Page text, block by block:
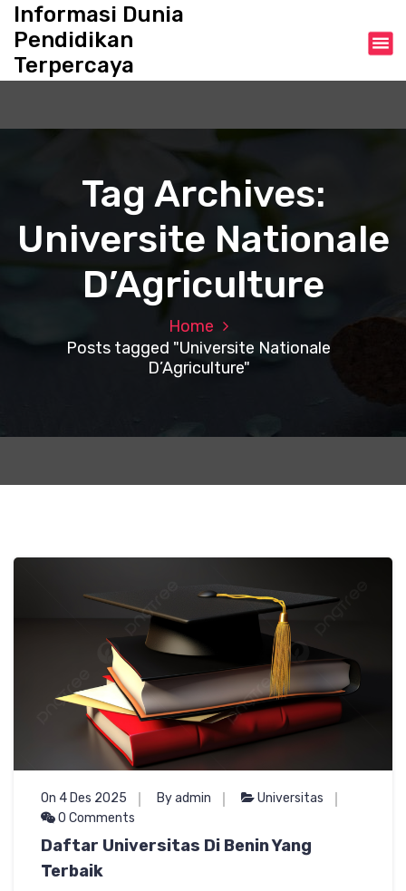
c
Informasi Dunia
Pendidikan
Terpercaya
Tag Archives:
Universite Nationale
D’Agriculture
Home
Posts tagged "Universite Nationale
D’Agriculture"
On 4 Des 2025 By admin
Universitas
0 Comments
Daftar Universitas Di Benin Yang
Terbaik